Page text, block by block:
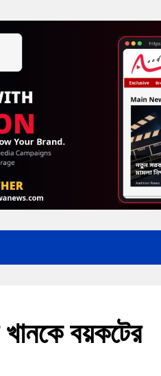
খানকে বয়কটের